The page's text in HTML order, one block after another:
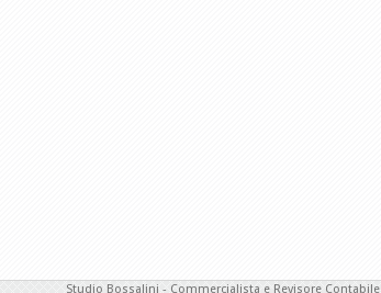
Studio Bossalini - Commercialista e Revisore Contabile